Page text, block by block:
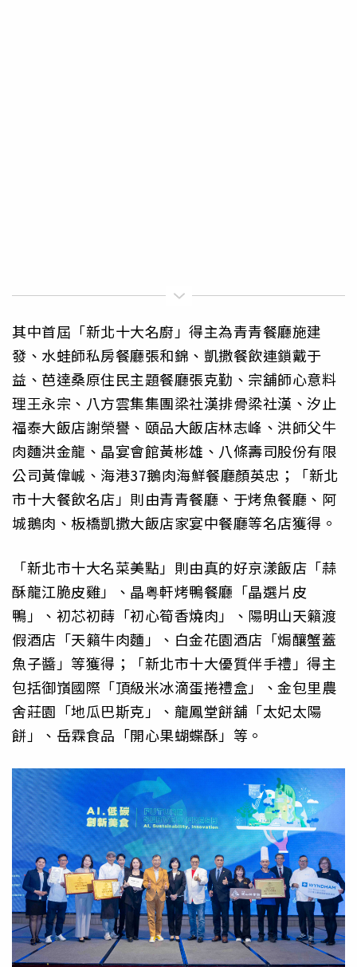
其中首屆「新北十大名廚」得主為青青餐廳施建
發、水蛙師私房餐廳張和錦、凱撒餐飲連鎖戴于
益、芭達桑原住民主題餐廳張克勤、宗舖師心意料
理王永宗、八方雲集集團梁社漢排骨梁社漢、汐止
福泰大飯店謝榮譽、頤品大飯店林志峰、洪師父牛
肉麵洪金龍、晶宴會館黃彬雄、八條壽司股份有限
公司黃偉峸、海港37鵝肉海鮮餐廳顏英忠；「新北
市十大餐飲名店」則由青青餐廳、于烤魚餐廳、阿
城鵝肉、板橋凱撒大飯店家宴中餐廳等名店獲得。
「新北市十大名菜美點」則由真的好京漾飯店「蒜
酥龍江脆皮雞」、晶粤軒烤鴨餐廳「晶選片皮
鴨」、初芯初蒔「初心筍香燒肉」、陽明山天籟渡
假酒店「天籟牛肉麵」、白金花園酒店「焗釀蟹蓋
魚子醬」等獲得；「新北市十大優質伴手禮」得主
包括御嵿國際「頂級米冰滴蛋捲禮盒」、金包里農
舍莊園「地瓜巴斯克」、龍鳳堂餅舖「太妃太陽
餅」、岳霖食品「開心果蝴蝶酥」等。